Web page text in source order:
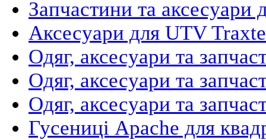
Запчастини та
Аксесуари для UTV
Одяг, аксесуари та
Одяг, аксесуари та
Одяг, аксесуари та
Гусениці Apache для